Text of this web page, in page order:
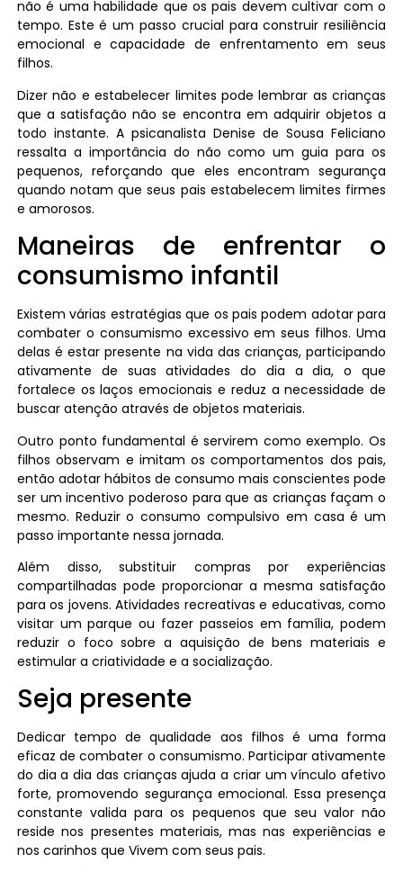
não é uma habilidade que os pais devem cultivar com o
tempo. Este é um passo crucial para construir resiliência
emocional e capacidade de enfrentamento em seus
filhos.
Dizer não e estabelecer limites pode lembrar as crianças
que a satisfação não se encontra em adquirir objetos a
todo instante. A psicanalista Denise de Sousa Feliciano
ressalta a importância do não como um guia para os
pequenos, reforçando que eles encontram segurança
quando notam que seus pais estabelecem limites firmes
e amorosos.
Maneiras de enfrentar o
consumismo infantil
Existem várias estratégias que os pais podem adotar para
combater o consumismo excessivo em seus filhos. Uma
delas é estar presente na vida das crianças, participando
ativamente de suas atividades do dia a dia, o que
fortalece os laços emocionais e reduz a necessidade de
buscar atenção através de objetos materiais.
Outro ponto fundamental é servirem como exemplo. Os
filhos observam e imitam os comportamentos dos pais,
então adotar hábitos de consumo mais conscientes pode
ser um incentivo poderoso para que as crianças façam o
mesmo. Reduzir o consumo compulsivo em casa é um
passo importante nessa jornada.
Além disso, substituir compras por experiências
compartilhadas pode proporcionar a mesma satisfação
para os jovens. Atividades recreativas e educativas, como
visitar um parque ou fazer passeios em família, podem
reduzir o foco sobre a aquisição de bens materiais e
estimular a criatividade e a socialização.
Seja presente
Dedicar tempo de qualidade aos filhos é uma forma
eficaz de combater o consumismo. Participar ativamente
do dia a dia das crianças ajuda a criar um vínculo afetivo
forte, promovendo segurança emocional. Essa presença
constante valida para os pequenos que seu valor não
reside nos presentes materiais, mas nas experiências e
nos carinhos que Vivem com seus pais.